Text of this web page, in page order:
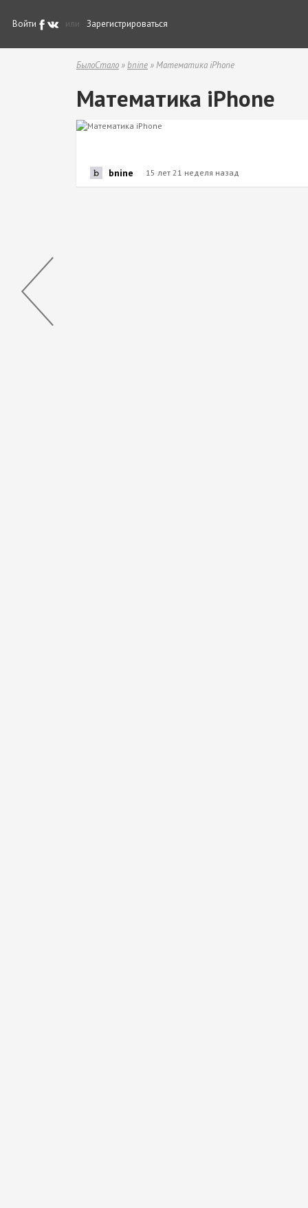
Войти или Зарегистрироваться
БылоСтало »bnine » Математика iPhone
Математика iPhone
bnine 15 лет 21 неделя назад